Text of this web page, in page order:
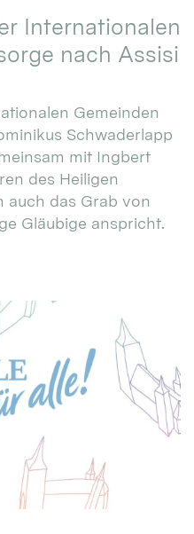
Internationalen
nach Assisi
Gemeinden
Schwaderlapp
mit Ingbert
des Heiligen
auch das Grab von
Gläubige anspricht.